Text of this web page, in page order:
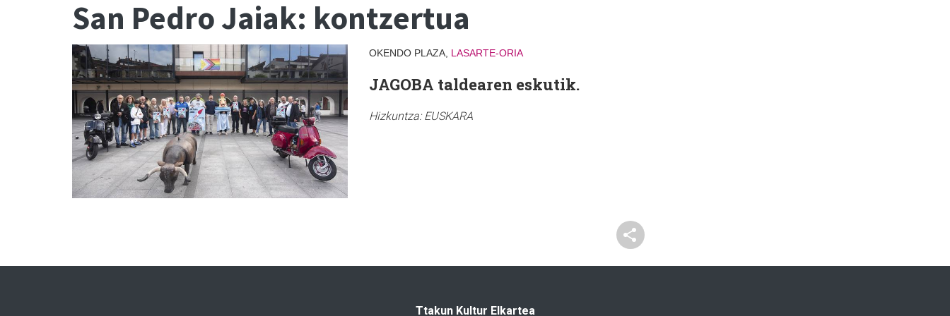
San Pedro Jaiak: kontzertua
OKENDO PLAZA, LASARTE-ORIA
JAGOBA taldearen eskutik.
Hizkuntza:EUSKARA
Ttakun Kultur Elkartea